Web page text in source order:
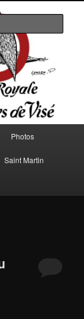
Photos
Saint Martin